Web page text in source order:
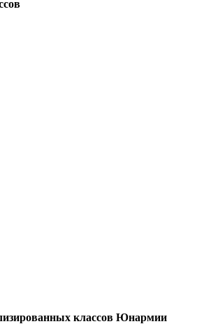
классов Юнармии